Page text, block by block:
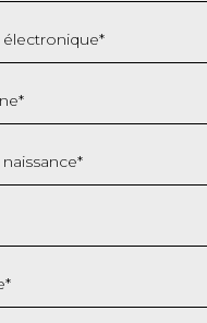
électronique*
*
*
*